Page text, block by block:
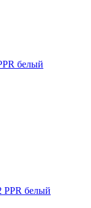
белый
PPR белый